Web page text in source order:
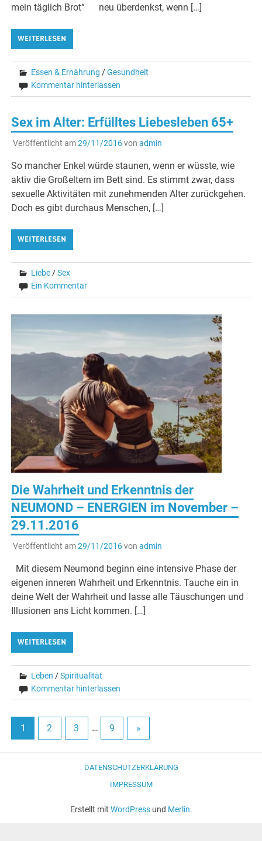
mein täglich Brot“ neu überdenkst, wenn […]
WEITERLESEN
Essen & Ernährung /Gesundheit
Kommentar hinterlassen
Sex im Alter: Erfülltes Liebesleben 65+
Veröffentlicht am29/11/2016von admin
So mancher Enkel würde staunen, wenn er wüsste, wie
aktiv die Großeltern im Bett sind. Es stimmt zwar, dass
sexuelle Aktivitäten mit zunehmenden Alter zurückgehen.
Doch es gibt durchaus Menschen, […]
WEITERLESEN
Liebe /Sex
Ein Kommentar
Die Wahrheit und Erkenntnis der
NEUMOND – ENERGIEN im November –
29.11.2016
Veröffentlicht am29/11/2016von admin
Mit diesem Neumond beginn eine intensive Phase der
eigenen inneren Wahrheit und Erkenntnis. Tauche ein in
deine Welt der Wahrheit und lasse alle Täuschungen und
Illusionen ans Licht kommen. […]
WEITERLESEN
Leben /Spiritualität
Kommentar hinterlassen
1 2 3 … 9 »
DATENSCHUTZERKLÄRUNG
IMPRESSUM
Erstellt mit WordPressund Merlin.